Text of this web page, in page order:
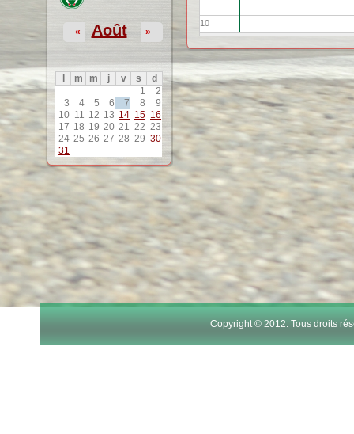
Août
« »
m m j v s
d
1
2
3
4 5 6 7 8
9
10 11 12 13 14 15 16
17 18 19 20 21 22 23
24 25 26 27 28 29 30
31
10
11
12
13
15
17
Copyright © 2012. Tous droits